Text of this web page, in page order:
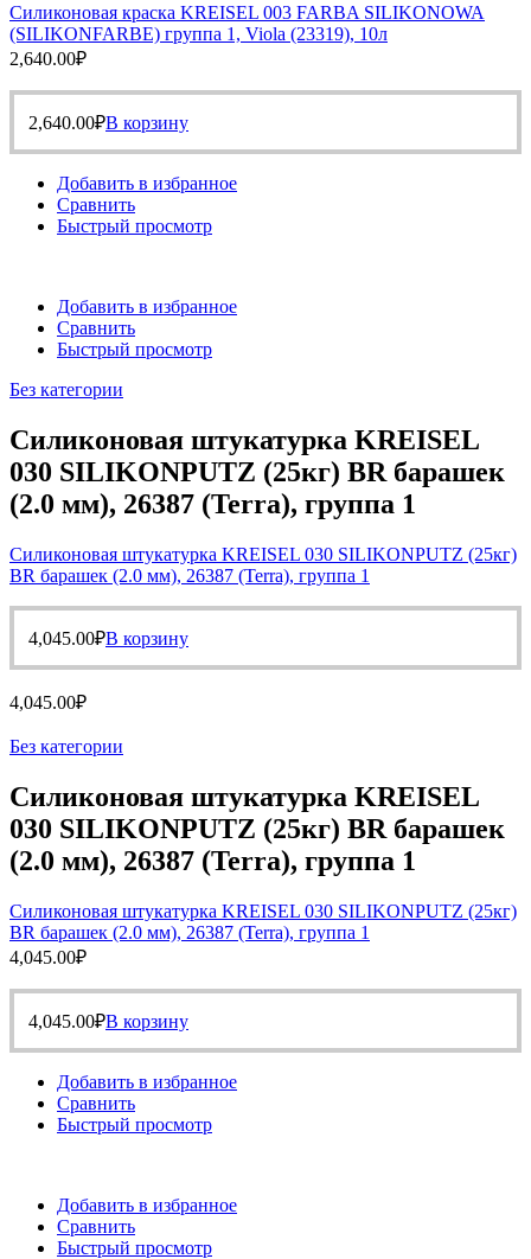
Силиконовая краска KREISEL 003 FARBA SILIKONOWA
(SILIKONFARBE) группа 1, Viola (23319), 10л
2,640.00₽
2,640.00₽В корзину
Добавить в избранное
Сравнить
Быстрый просмотр
Добавить в избранное
Сравнить
Быстрый просмотр
Без категории
Силиконовая штукатурка KREISEL
030 SILIKONPUTZ (25кг) BR барашек
(2.0 мм), 26387 (Terra), группа 1
Силиконовая штукатурка KREISEL 030 SILIKONPUTZ (25кг)
BR барашек (2.0 мм), 26387 (Terra), группа 1
4,045.00₽В корзину
4,045.00₽
Без категории
Силиконовая штукатурка KREISEL
030 SILIKONPUTZ (25кг) BR барашек
(2.0 мм), 26387 (Terra), группа 1
Силиконовая штукатурка KREISEL 030 SILIKONPUTZ (25кг)
BR барашек (2.0 мм), 26387 (Terra), группа 1
4,045.00₽
4,045.00₽В корзину
Добавить в избранное
Сравнить
Быстрый просмотр
Добавить в избранное
Сравнить
Быстрый просмотр